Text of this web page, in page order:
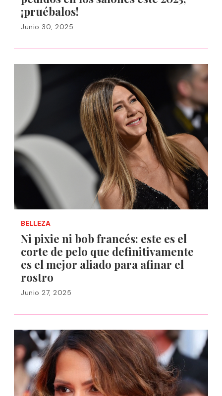
¡pruébalos!
Junio 30, 2025
BELLEZA
Ni pixie ni bob francés: este es el
corte de pelo que definitivamente
es el mejor aliado para afinar el
rostro
Junio 27, 2025